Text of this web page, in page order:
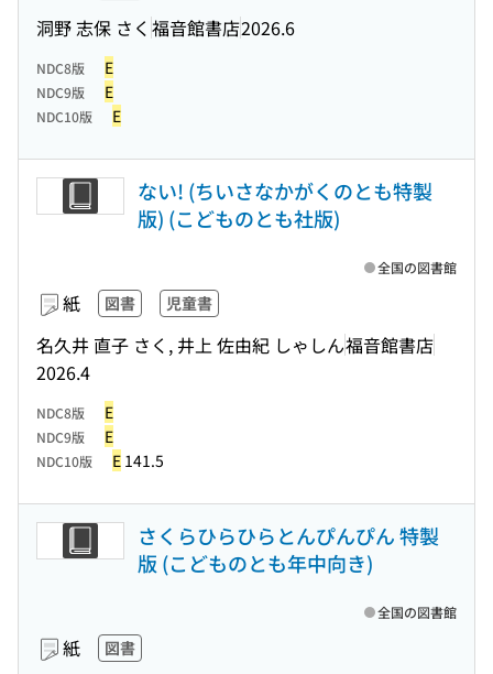
洞野 志保 さく 福音館書店2026.6
NDC8版 E
NDC9版 E
NDC10版 E
ない! (ちいさなかがくのとも特製
版) (こどものとも社版)
紙 図書 児童書
名久井 直子 さく, 井上 佐由紀 しゃしん福音館書店
2026.4
全国の図書館
NDC8版 E
NDC9版 E
NDC10版 E 141.5
さくらひらひらとんぴんぴん 特製
版 (こどものとも年中向き)
紙 図書
全国の図書館